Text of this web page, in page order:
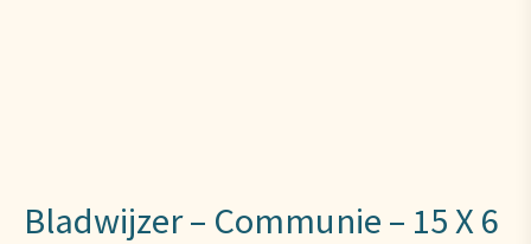
Bladwijzer – Communie – 15 X 6